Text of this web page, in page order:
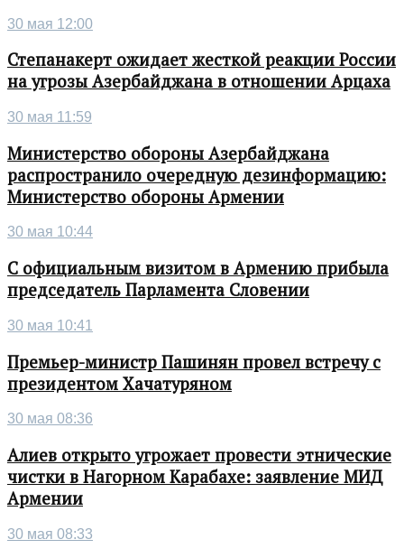
30 мая 12:00
Степанакерт ожидает жесткой реакции России
на угрозы Азербайджана в отношении Арцаха
30 мая 11:59
Министерство обороны Азербайджана
распространило очередную дезинформацию:
Министерство обороны Армении
30 мая 10:44
С официальным визитом в Армению прибыла
председатель Парламента Словении
30 мая 10:41
Премьер-министр Пашинян провел встречу с
президентом Хачатуряном
30 мая 08:36
Алиев открыто угрожает провести этнические
чистки в Нагорном Карабахе: заявление МИД
Армении
30 мая 08:33